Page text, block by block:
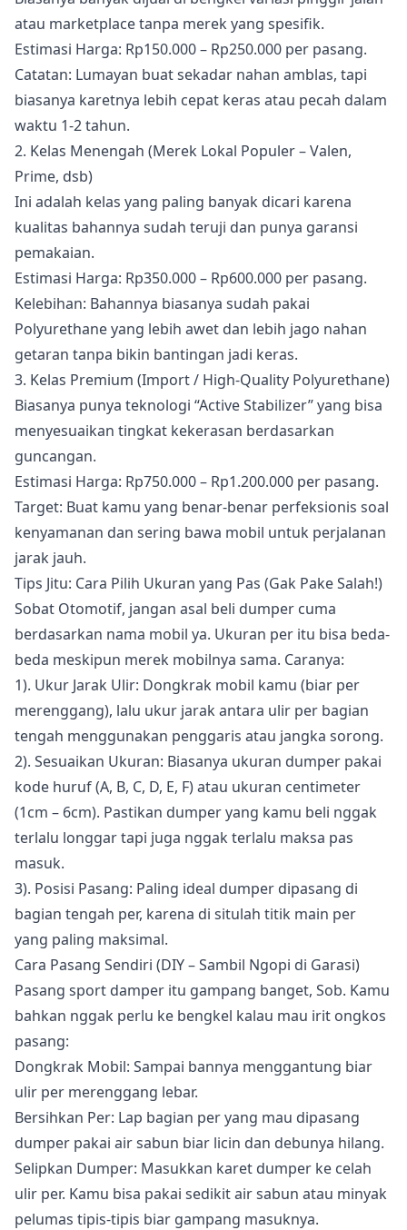
atau marketplace tanpa merek yang spesifik.
Estimasi Harga: Rp150.000 – Rp250.000 per pasang.
Catatan: Lumayan buat sekadar nahan amblas, tapi
biasanya karetnya lebih cepat keras atau pecah dalam
waktu 1-2 tahun.
2. Kelas Menengah (Merek Lokal Populer – Valen,
Prime, dsb)
Ini adalah kelas yang paling banyak dicari karena
kualitas bahannya sudah teruji dan punya garansi
pemakaian.
Estimasi Harga: Rp350.000 – Rp600.000 per pasang.
Kelebihan: Bahannya biasanya sudah pakai
Polyurethane yang lebih awet dan lebih jago nahan
getaran tanpa bikin bantingan jadi keras.
3. Kelas Premium (Import / High-Quality Polyurethane)
Biasanya punya teknologi “Active Stabilizer” yang bisa
menyesuaikan tingkat kekerasan berdasarkan
guncangan.
Estimasi Harga: Rp750.000 – Rp1.200.000 per pasang.
Target: Buat kamu yang benar-benar perfeksionis soal
kenyamanan dan sering bawa mobil untuk perjalanan
jarak jauh.
Tips Jitu: Cara Pilih Ukuran yang Pas (Gak Pake Salah!)
Sobat Otomotif, jangan asal beli dumper cuma
berdasarkan nama mobil ya. Ukuran per itu bisa beda-
beda meskipun merek mobilnya sama. Caranya:
1). Ukur Jarak Ulir: Dongkrak mobil kamu (biar per
merenggang), lalu ukur jarak antara ulir per bagian
tengah menggunakan penggaris atau jangka sorong.
2). Sesuaikan Ukuran: Biasanya ukuran dumper pakai
kode huruf (A, B, C, D, E, F) atau ukuran centimeter
(1cm – 6cm). Pastikan dumper yang kamu beli nggak
terlalu longgar tapi juga nggak terlalu maksa pas
masuk.
3). Posisi Pasang: Paling ideal dumper dipasang di
bagian tengah per, karena di situlah titik main per
yang paling maksimal.
Cara Pasang Sendiri (DIY – Sambil Ngopi di Garasi)
Pasang sport damper itu gampang banget, Sob. Kamu
bahkan nggak perlu ke bengkel kalau mau irit ongkos
pasang:
Dongkrak Mobil: Sampai bannya menggantung biar
ulir per merenggang lebar.
Bersihkan Per: Lap bagian per yang mau dipasang
dumper pakai air sabun biar licin dan debunya hilang.
Selipkan Dumper: Masukkan karet dumper ke celah
ulir per. Kamu bisa pakai sedikit air sabun atau minyak
pelumas tipis-tipis biar gampang masuknya.